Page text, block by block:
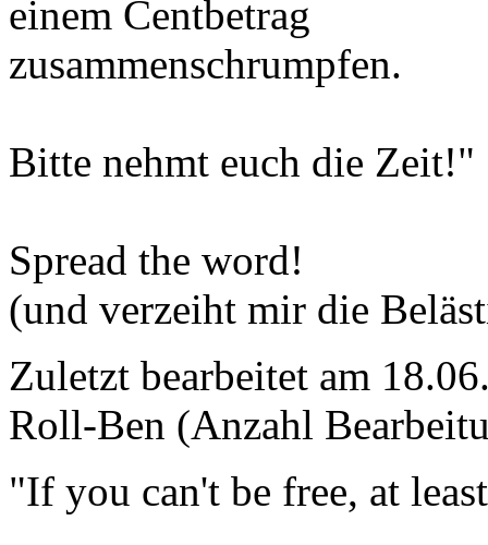
einem Centbetrag
zusammenschrumpfen.
Bitte nehmt euch die Zeit!"
Spread the word!
(und verzeiht mir die
Zuletzt bearbeitet am
Roll-Ben (Anzahl
"If you can't be free, at